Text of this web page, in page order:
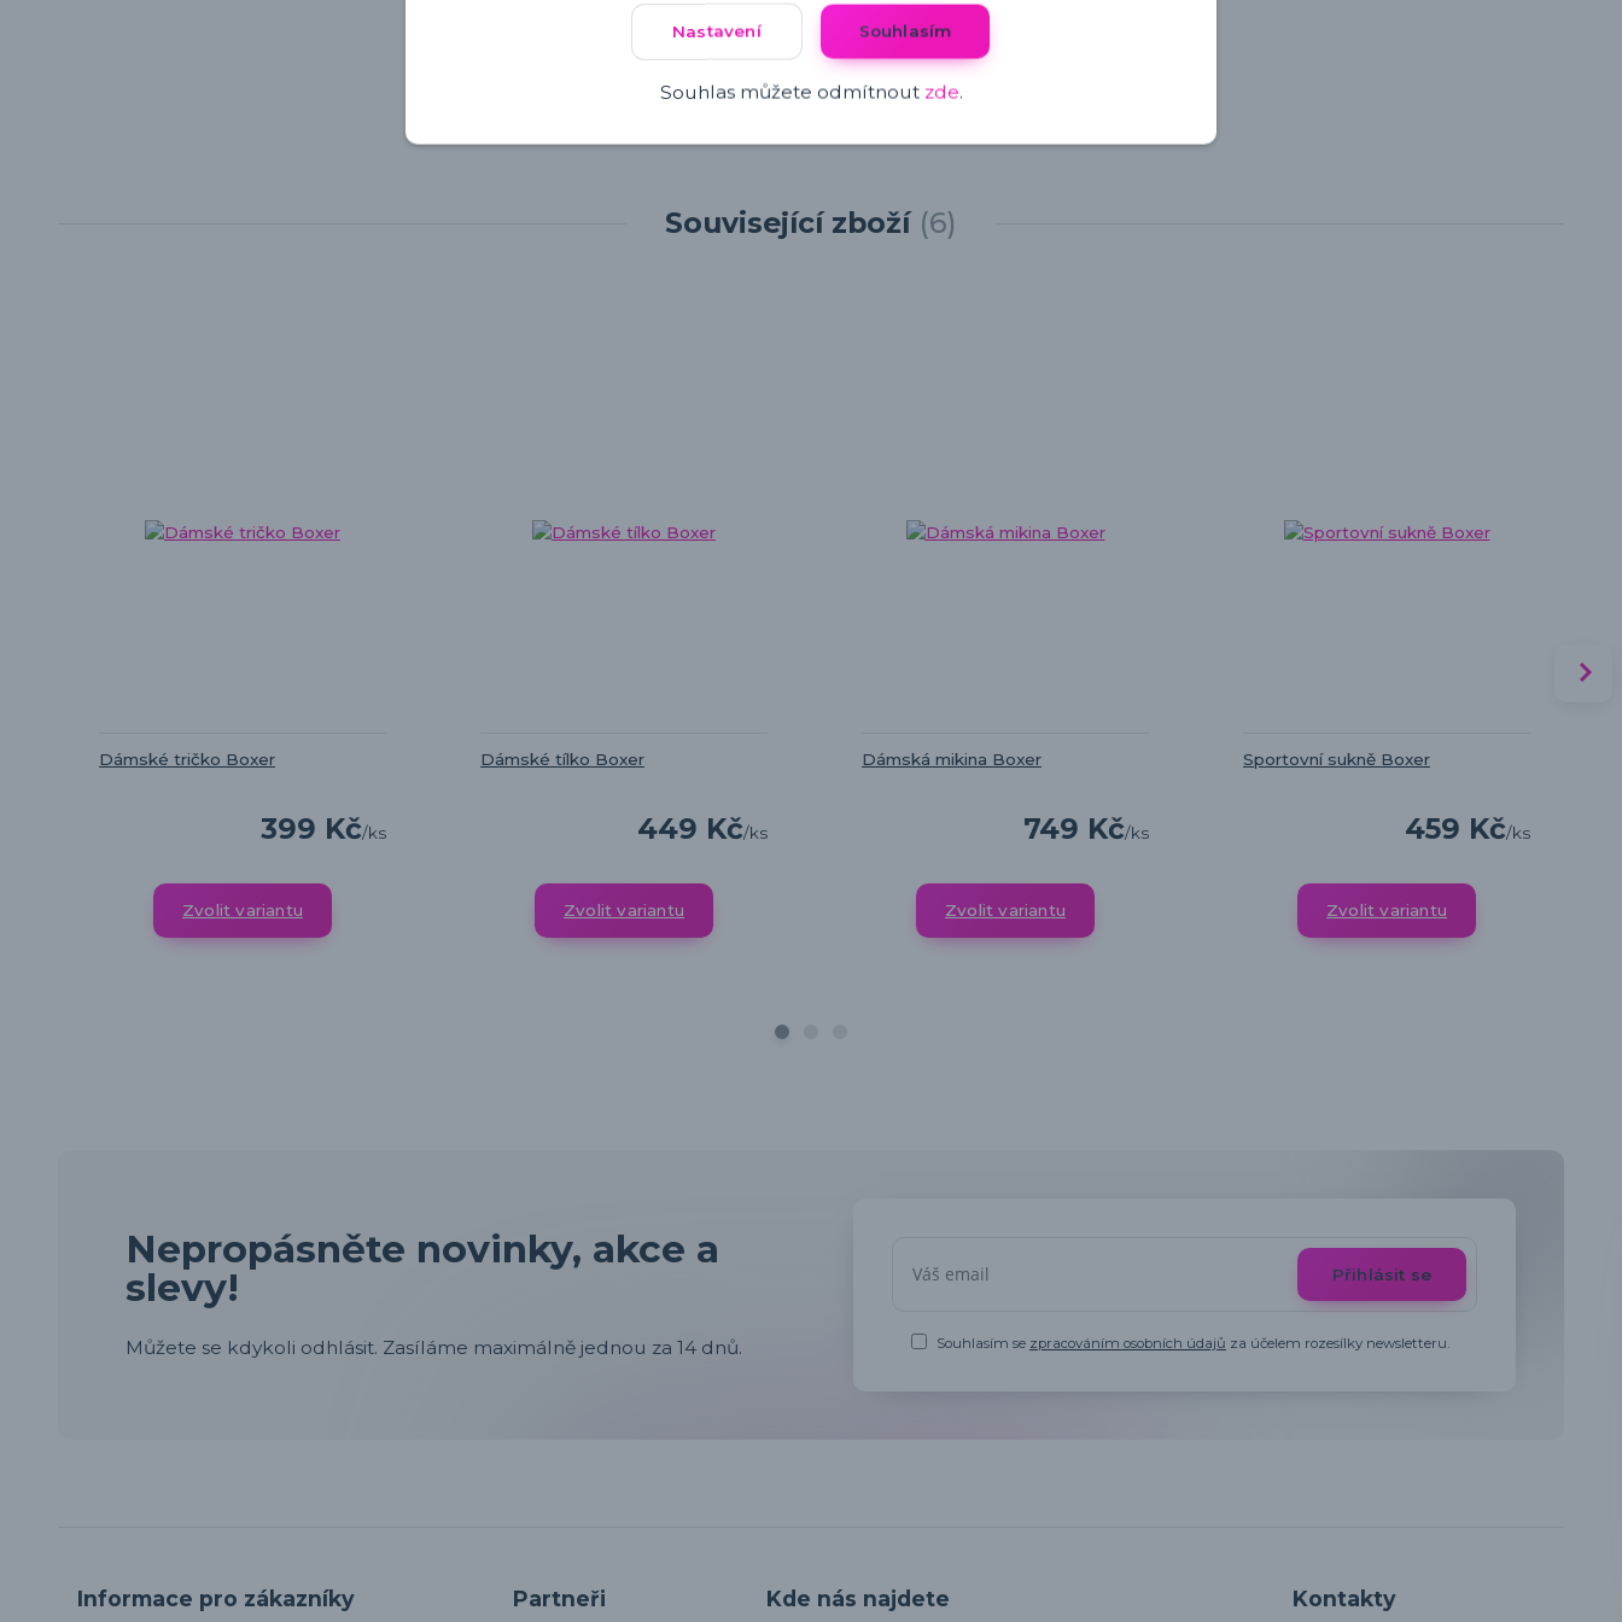
Související zboží 6
Dámské tričko Boxer
399 Kč/ks
Zvolit variantu
Dámské tílko Boxer
449 Kč/ks
Zvolit variantu
Dámská mikina Boxer
749 Kč/ks
Zvolit variantu
Sportovní sukně Boxer
459 Kč/ks
Zvolit variantu
Nepropásněte novinky, akce a
slevy!
Můžete se kdykoli odhlásit. Zasíláme maximálně jednou za 14 dnů.
Přihlásit se
Souhlasím se zpracováním osobních údajů za účelem rozesílky newsletteru.
Informace pro zákazníky Partneři Kde nás najdete Kontakty
Nastavení Souhlasím
Souhlas můžete odmítnout zde.